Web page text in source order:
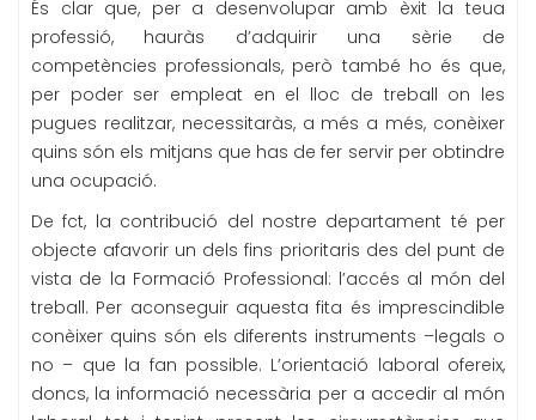
És clar que, per a desenvolupar amb èxit la teua
professió, hauràs d’adquirir una sèrie de
competències professionals, però també ho és que,
per poder ser empleat en el lloc de treball on les
pugues realitzar, necessitaràs, a més a més, conèixer
quins són els mitjans que has de fer servir per obtindre
una ocupació.
De fct, la contribució del nostre departament té per
objecte afavorir un dels fins prioritaris des del punt de
vista de la Formació Professional: l’accés al món del
treball. Per aconseguir aquesta fita és imprescindible
conèixer quins són els diferents instruments –legals o
no – que la fan possible. L’orientació laboral ofereix,
doncs, la informació necessària per a accedir al món